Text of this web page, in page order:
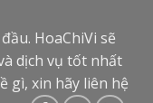
HoaChiVi sẽ
dịch vụ tốt nhất
gì, xin hãy liên hệ